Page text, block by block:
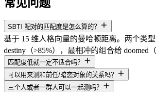
常见问题
SBTI 配对的匹配度是怎么算的？
基于 15 维人格向量的曼哈顿距离。两个类
destiny（>85%），最相冲的组合给 doomed（
匹配度低就一定不适合吗？
可以用来测和前任/暗恋对象的关系吗？
三个人或者一群人可以一起测吗？